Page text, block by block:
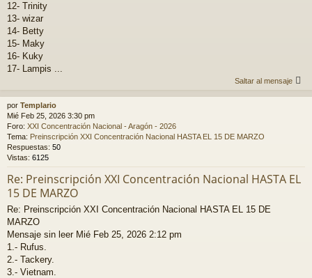
12- Trinity
13- wizar
14- Betty
15- Maky
16- Kuky
17- Lampis ...
Saltar al mensaje
por Templario
Mié Feb 25, 2026 3:30 pm
Foro: XXI Concentración Nacional - Aragón - 2026
Tema: Preinscripción XXI Concentración Nacional HASTA EL 15 DE MARZO
Respuestas: 50
Vistas: 6125
Re: Preinscripción XXI Concentración Nacional HASTA EL
15 DE MARZO
Re: Preinscripción XXI Concentración Nacional HASTA EL 15 DE
MARZO
Mensaje sin leer Mié Feb 25, 2026 2:12 pm
1.- Rufus.
2.- Tackery.
3.- Vietnam.